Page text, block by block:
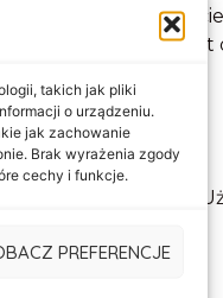
takich jak pliki
o urządzeniu.
jak zachowanie
Brak wyrażenia zgody
cechy i funkcje.
PREFERENCJE
osobowe
osobowych jest
końcowego